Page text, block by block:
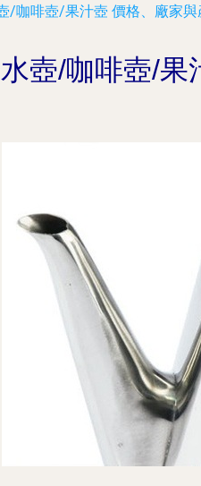
/咖啡壺/果汁壺 價格、廠家與
壺/咖啡壺/